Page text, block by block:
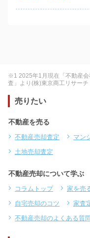
※1 2025年1月現在「不動産
査」より(株)東京商工リサーチ
売りたい
不動産を売る
不動産売却査定 マン
土地売却査定
不動産売却について学ぶ
コラムトップ 家を売
自宅売却のコツ
家査
不動産売却のよくある質